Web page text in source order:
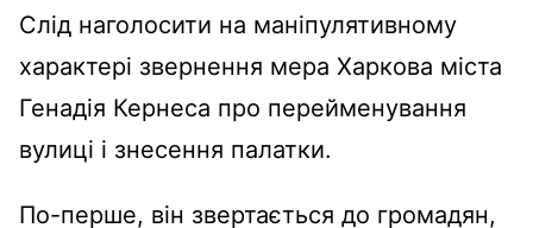
Слід наголосити на маніпулятивному
характері звернення мера Харкова міста
Генадія Кернеса про перейменування
вулиці і знесення палатки.
По-перше, він звертається до громадян,